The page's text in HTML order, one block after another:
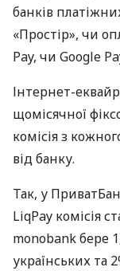
банків
«Простір», чи
Pay, чи Google
Інтернет-
щомісячної
комісія з
від банку.
Так, у
LiqPay комісія
monobank бере
українських та